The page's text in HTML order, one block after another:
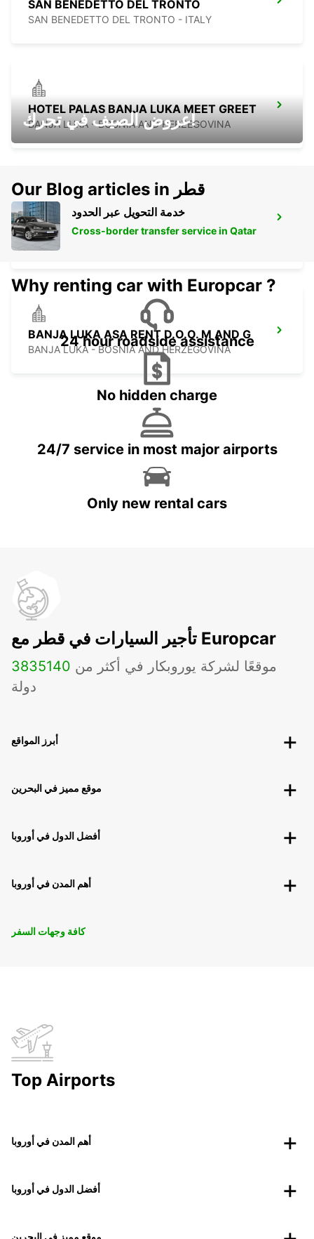
SAN BENEDETTO DEL TRONTO
SAN BENEDETTO DEL TRONTO - ITALY
HOTEL PALAS BANJA LUKA MEET GREET
BANJA LUKA - BOSNIA AND HERZEGOVINA
HOTEL MARIOTT BANJA LUKA MEET
GREET
BANJA LUKA - BOSNIA AND HERZEGOVINA
BANJA LUKA ASA RENT D.O.O. M AND G
BANJA LUKA - BOSNIA AND HERZEGOVINA
عروض الصيف في تحرك!
Our Blog articles in قطر
خدمة التحويل عبر الحدود
Cross-border transfer service in Qatar
Why renting car with Europcar ?
24 hour roadside assistance
No hidden charge
24/7 service in most major airports
Only new rental cars
تأجير السيارات في قطر مع Europcar
3835 موقعًا لشركة يوروبكار في أكثر من 140
دولة
أبرز المواقع
موقع مميز في البحرين
أفضل الدول في أوروبا
أهم المدن في أوروبا
كافة وجهات السفر
Top Airports
أهم المدن في أوروبا
أفضل الدول في أوروبا